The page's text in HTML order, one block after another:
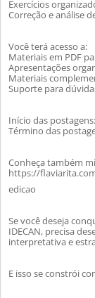
Exercícios
Correção e análise
Você terá acesso a:
Materiais em PDF
Apresentações
Materiais
Suporte para
Início das
Término das
Conheça também
https://
edicao
Se você deseja
IDECAN, precisa
interpretativa e
E isso se constrói